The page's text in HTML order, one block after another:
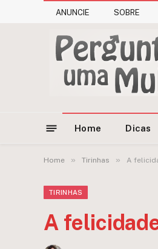
ANUNCIE SOBRE
Home Dicas
Home » Tirinhas » A
TIRINHAS
A